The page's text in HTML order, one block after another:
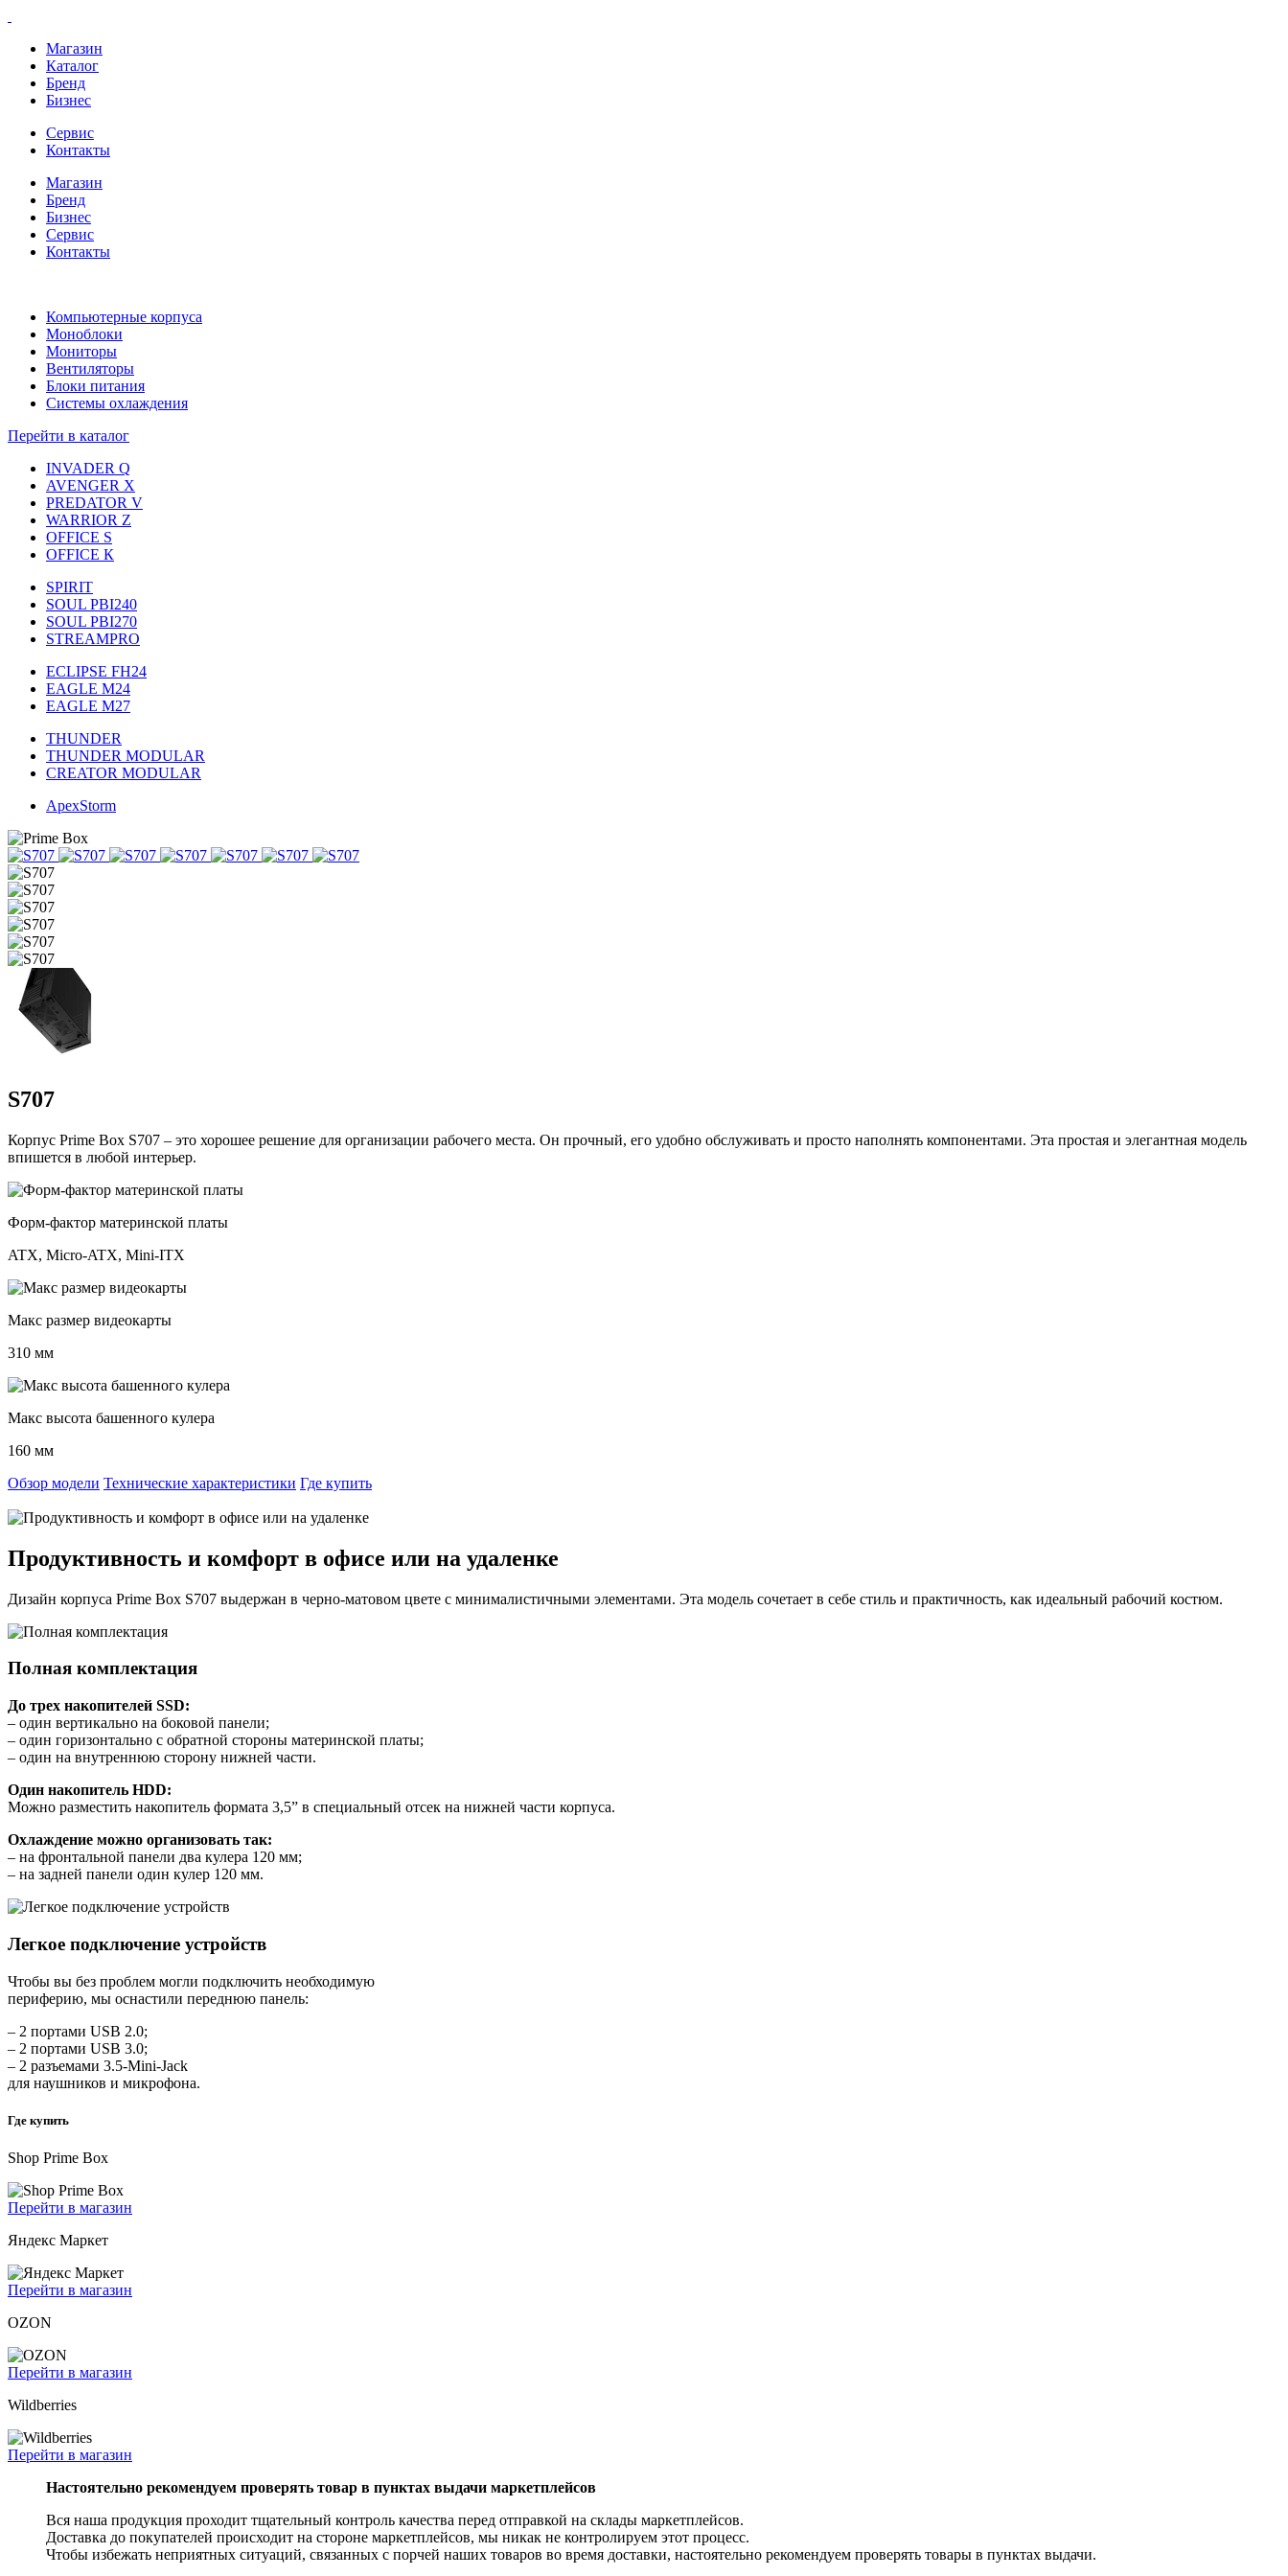
Магазин
Каталог
Бренд
Бизнес
Сервис
Контакты
Магазин
Бренд
Бизнес
Сервис
Контакты
Компьютерные корпуса
Моноблоки
Мониторы
Вентиляторы
Блоки питания
Системы охлаждения
Перейти в каталог
INVADER Q
AVENGER X
PREDATOR V
WARRIOR Z
OFFICE S
OFFICE К
SPIRIT
SOUL PBI240
SOUL PBI270
STREAMPRO
ECLIPSE FH24
EAGLE M24
EAGLE M27
THUNDER
THUNDER MODULAR
CREATOR MODULAR
ApexStorm
S707
Корпус Prime Box S707 – это хорошее решение для организации рабочего места. Он прочный, его удобно обслуживать и просто наполнять компонентами. Эта простая и элегантная модель
впишется в любой интерьер.
Форм-фактор материнской платы
ATX, Micro-ATX, Mini-ITX
Макс размер видеокарты
310 мм
Макс высота башенного кулера
160 мм
Обзор модели Технические характеристики Где купить
Продуктивность и комфорт в офисе или на удаленке
Дизайн корпуса Prime Box S707 выдержан в черно-матовом цвете с минималистичными элементами. Эта модель сочетает в себе стиль и практичность, как идеальный рабочий костюм.
Полная комплектация
До трех накопителей SSD:
– один вертикально на боковой панели;
– один горизонтально с обратной стороны материнской платы;
– один на внутреннюю сторону нижней части.
Один накопитель HDD:
Можно разместить накопитель формата 3,5” в специальный отсек на нижней части корпуса.
Охлаждение можно организовать так:
– на фронтальной панели два кулера 120 мм;
– на задней панели один кулер 120 мм.
Легкое подключение устройств
Чтобы вы без проблем могли подключить необходимую
периферию, мы оснастили переднюю панель:
– 2 портами USB 2.0;
– 2 портами USB 3.0;
– 2 разъемами 3.5-Mini-Jack
для наушников и микрофона.
Где купить
Shop Prime Box
Перейти в магазин
Яндекс Маркет
Перейти в магазин
OZON
Перейти в магазин
Wildberries
Перейти в магазин
Настоятельно рекомендуем проверять товар в пунктах выдачи маркетплейсов
Вся наша продукция проходит тщательный контроль качества перед отправкой на склады маркетплейсов.
Доставка до покупателей происходит на стороне маркетплейсов, мы никак не контролируем этот процесс.
Чтобы избежать неприятных ситуаций, связанных с порчей наших товаров во время доставки, настоятельно рекомендуем проверять товары в пунктах выдачи.